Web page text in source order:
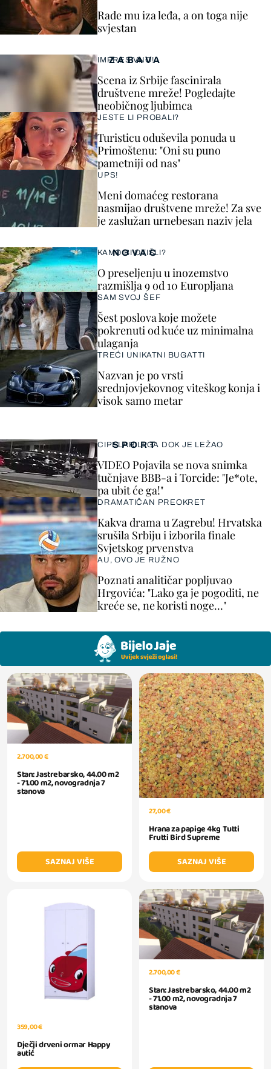
ZABAVA
IMPRESIVNO!
Scena iz Srbije fascinirala
društvene mreže! Pogledajte
neobičnog ljubimca
JESTE LI PROBALI?
Turisticu oduševila ponuda u
Primoštenu: "Oni su puno
pametniji od nas"
UPS!
Meni domaćeg restorana
nasmijao društvene mreže! Za sve
je zaslužan urnebesan naziv jela
SPORT
CIPELARILI GA DOK JE LEŽAO
VIDEO Pojavila se nova snimka
tučnjave BBB-a i Torcide: "Je*ote,
pa ubit će ga!"
DRAMATIČAN PREOKRET
Kakva drama u Zagrebu! Hrvatska
srušila Srbiju i izborila finale
Svjetskog prvenstva
AU, OVO JE RUŽNO
Poznati analitičar popljuvao
Hrgovića: "Lako ga je pogoditi, ne
kreće se, ne koristi noge..."
Rade mu iza leđa, a on toga nije
svjestan
NOVAC
KAMO BI OTIŠLI?
O preseljenju u inozemstvo
razmišlja 9 od 10 Europljana
SAM SVOJ ŠEF
Šest poslova koje možete
pokrenuti od kuće uz minimalna
ulaganja
TREĆI UNIKATNI BUGATTI
Nazvan je po vrsti
srednjovjekovnog viteškog konja i
visok samo metar
2.700,00 €
Stan: Jastrebarsko, 44.00 m2
- 71.00 m2, novogradnja 7
stanova
SAZNAJ VIŠE
27,00 €
Hrana za papige 4kg Tutti
Frutti Bird Supreme
SAZNAJ VIŠE
359,00 €
Dječji drveni ormar Happy
autić
2.700,00 €
Stan: Jastrebarsko, 44.00 m2
- 71.00 m2, novogradnja 7
stanova